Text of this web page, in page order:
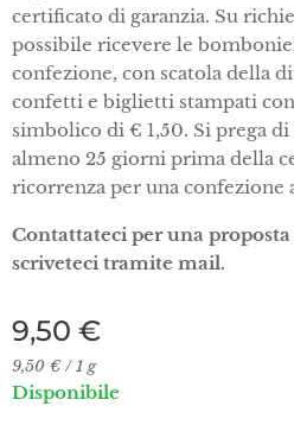
certificato di garanzia. Su
possibile ricevere le
confezione, con scatola della
confetti e biglietti stampati
simbolico di € 1,50. Si prega
almeno 25 giorni prima della
ricorrenza per una confezione
Contattateci per una
scriveteci tramite mail.
9,50 €
9,50 € / 1 g
Disponibile